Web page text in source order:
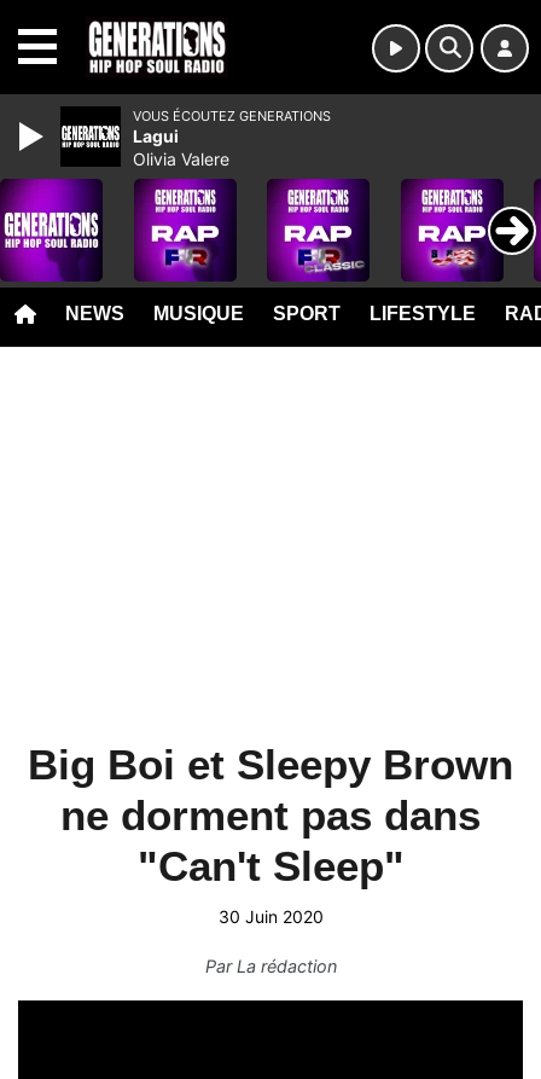
NEWS MUSIQUE SPORT LIFESTYLE
Big Boi et Sleepy Brown
ne dorment pas dans
"Can't Sleep"
30 Juin 2020
ParLa rédaction
VOUS ÉCOUTEZ GENERATIONS
Lagui
Olivia Valere